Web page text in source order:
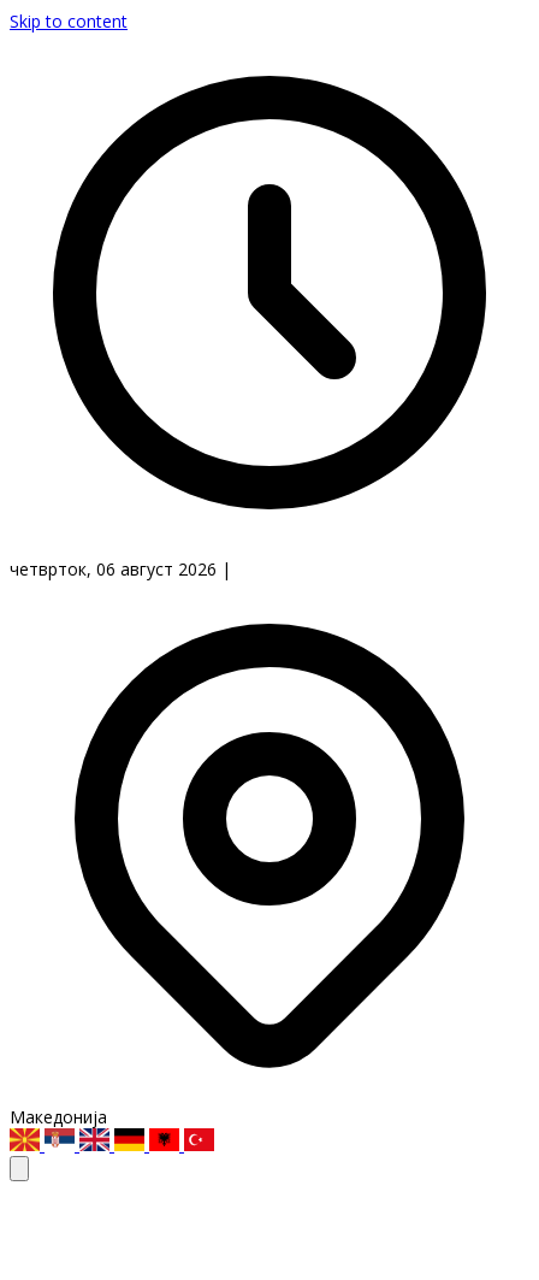
Skip to content
четврток, 06 август 2026 |
Македонија